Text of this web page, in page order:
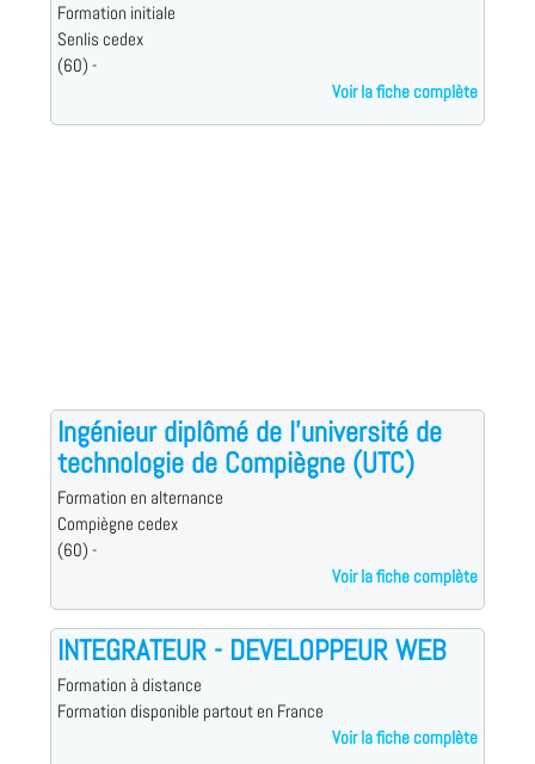
Formation initiale
Senlis cedex
(60) -
Voir la fiche complète
Ingénieur diplômé de l'université de
technologie de Compiègne (UTC)
Formation en alternance
Compiègne cedex
(60) -
Voir la fiche complète
INTEGRATEUR - DEVELOPPEUR WEB
Formation à distance
Formation disponible partout en France
Voir la fiche complète